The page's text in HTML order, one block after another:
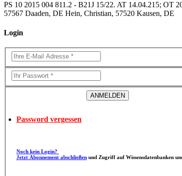
PS 10 2015 004 811.2 - B21J 15/22. AT 14.04.215;
57567 Daaden, DE Hein, Christian, 57520 Kausen, DE
Login
Password vergessen
Noch kein Login?
Jetzt Abonnement abschließen und Zugriff auf Wissensdatenbanken